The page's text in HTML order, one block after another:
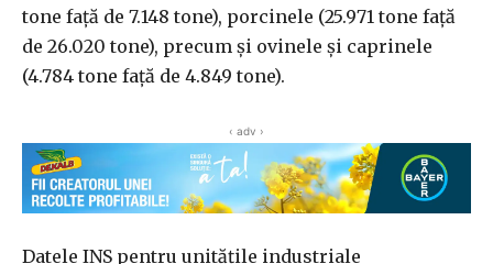
tone faţă de 7.148 tone), porcinele (25.971 tone faţă
de 26.020 tone), precum şi ovinele şi caprinele
(4.784 tone faţă de 4.849 tone).
‹ adv ›
Datele INS pentru unităţile industriale